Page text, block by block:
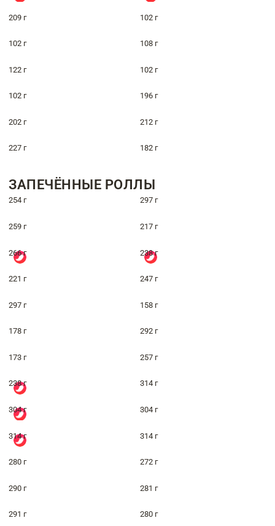
209 г 102 г
102 г 108 г
122 г 102 г
102 г 196 г
202 г 212 г
227 г 182 г
ЗАПЕЧЁННЫЕ РОЛЛЫ
254 г 297 г
259 г 217 г
266 г 238 г
221 г 247 г
297 г 158 г
178 г 292 г
173 г 257 г
238 г 314 г
304 г 304 г
314 г 314 г
280 г 272 г
290 г 281 г
291 г 280 г